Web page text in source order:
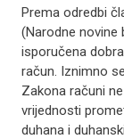
Prema odredbi
(Narodne novine
isporučena
račun. Iznimno
Zakona računi
vrijednosti
duhana i